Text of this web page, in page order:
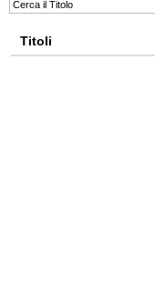
Titoli